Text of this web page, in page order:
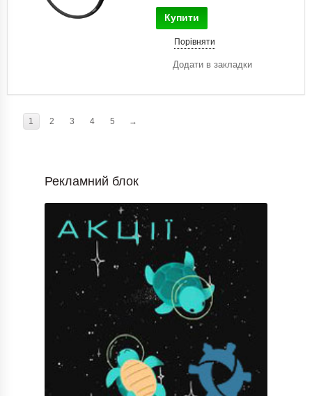
Купити
Порівняти
Додати в закладки
1 2 3 4 5 →
Рекламний блок